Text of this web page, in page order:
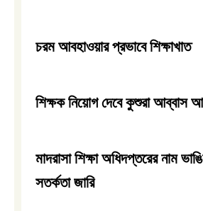
চরম আবহাওয়ার প্রভাবে শিক্ষাখাত
শিক্ষক নিয়োগ দেবে কুশুরা আব্বাস
মাদরাসা শিক্ষা অধিদপ্তরের নাম
সতর্কতা জারি